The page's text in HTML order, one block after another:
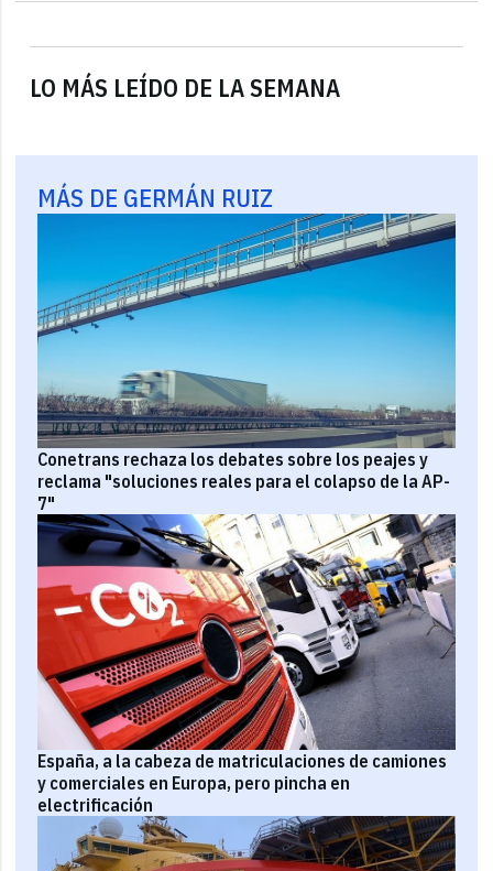
LO MÁS LEÍDO DE LA SEMANA
MÁS DE GERMÁN RUIZ
Conetrans rechaza los debates sobre los peajes y
reclama "soluciones reales para el colapso de la AP-
7"
España, a la cabeza de matriculaciones de camiones
y comerciales en Europa, pero pincha en
electrificación